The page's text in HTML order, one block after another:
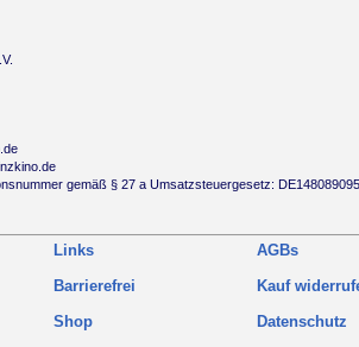
gemäß § 27 a Umsatzsteuergesetz: DE148089095
Links
Barrierefrei
Shop
AGBs
Kauf
Datenschutz